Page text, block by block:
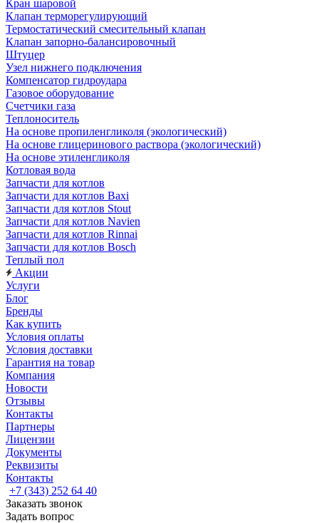
Кран шаровой
Клапан терморегулирующий
Термостатический смесительный клапан
Клапан запорно-балансировочный
Штуцер
Узел нижнего подключения
Компенсатор гидроудара
Газовое оборудование
Счетчики газа
Теплоноситель
На основе пропиленгликоля (экологический)
На основе глицеринового раствора (экологический)
На основе этиленгликоля
Котловая вода
Запчасти для котлов
Запчасти для котлов Baxi
Запчасти для котлов Stout
Запчасти для котлов Navien
Запчасти для котлов Rinnai
Запчасти для котлов Bosch
Теплый пол
Акции
Услуги
Блог
Бренды
Как купить
Условия оплаты
Условия доставки
Гарантия на товар
Компания
Новости
Отзывы
Контакты
Партнеры
Лицензии
Документы
Реквизиты
Контакты
+7 (343) 252 64 40
Заказать звонок
Задать вопрос